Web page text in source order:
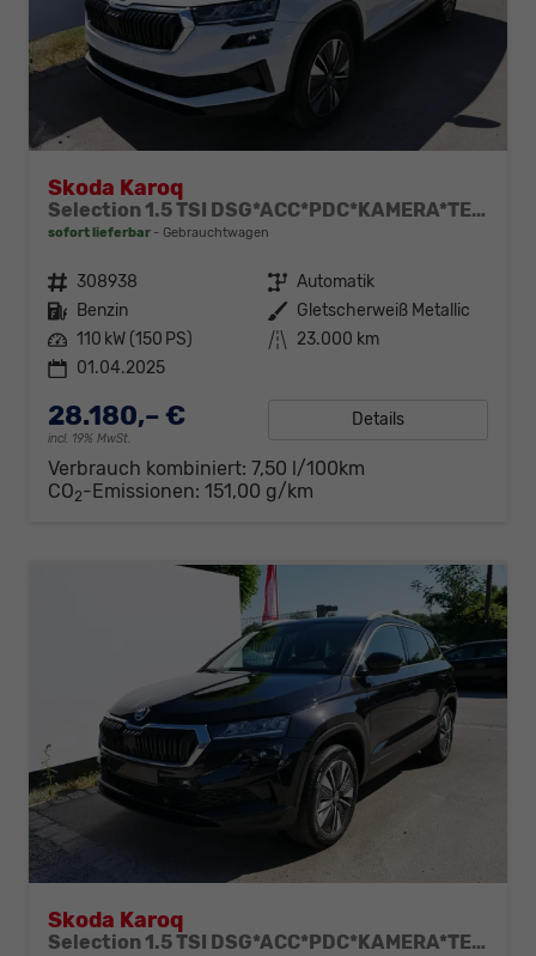
Skoda Karoq
Selection 1.5 TSI DSG*ACC*PDC*KAMERA*TEMPOMAT*LED*SMARTLINK*KLIMA*RADIO*17-ZOLL
sofort lieferbar Gebrauchtwagen
Fahrzeugnr. 308938 Getriebe Automatik
Kraftstoff Benzin Außenfarbe Gletscherweiß Metallic
Leistung 110 kW (150 PS) Kilometerstand 23.000 km
01.04.2025
28.180,– €
incl. 19% MwSt.
Details
Verbrauch kombiniert: 7,50 l/100km
CO2-Emissionen: 151,00 g/km
Skoda Karoq
Selection 1.5 TSI DSG*ACC*PDC*KAMERA*TEMPOMAT*LED*SMARTLINK*KLIMA*RADIO*17-ZOLL